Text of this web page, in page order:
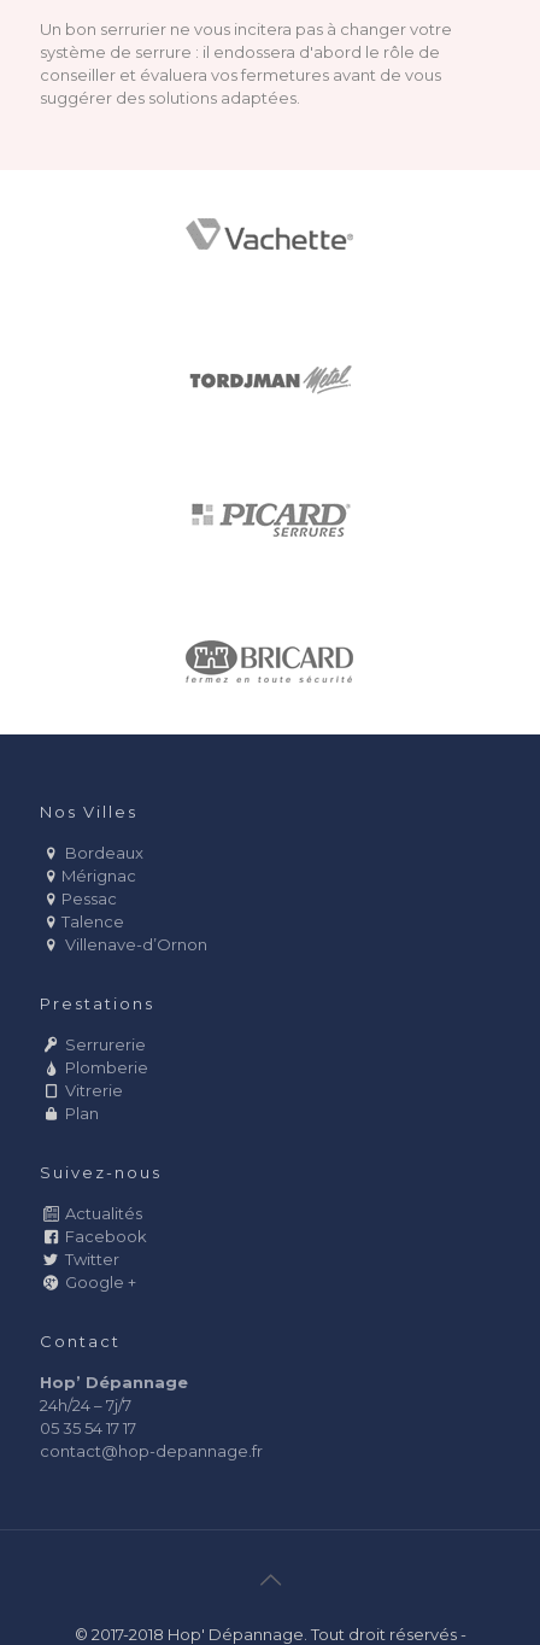
Un bon serrurier ne vous incitera pas à changer votre
système de serrure : il endossera d'abord le rôle de
conseiller et évaluera vos fermetures avant de vous
suggérer des solutions adaptées.
Nos Villes
Bordeaux
Mérignac
Pessac
Talence
Villenave-d’Ornon
Prestations
Serrurerie
Plomberie
Vitrerie
Plan
Suivez-nous
Actualités
Facebook
Twitter
Google +
Contact
Hop’ Dépannage
24h/24 – 7j/7
05 35 54 17 17
contact@hop-depannage.fr
© 2017-2018 Hop' Dépannage. Tout droit réservés -